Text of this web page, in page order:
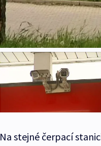
Na stejné čerpací